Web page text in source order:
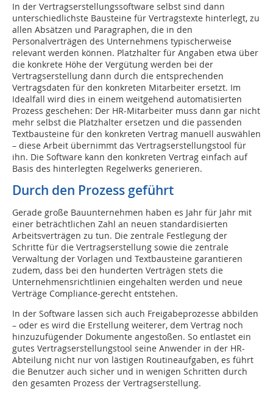
In der Vertragserstellungssoftware selbst sind dann
unterschiedlichste Bausteine für Vertragstexte hinterlegt, zu
allen Absätzen und Paragraphen, die in den
Personalverträgen des Unternehmens typischerweise
relevant werden können. Platzhalter für Angaben etwa über
die konkrete Höhe der Vergütung werden bei der
Vertragserstellung dann durch die entsprechenden
Vertragsdaten für den konkreten Mitarbeiter ersetzt. Im
Idealfall wird dies in einem weitgehend automatisierten
Prozess geschehen: Der HR-Mitarbeiter muss dann gar nicht
mehr selbst die Platzhalter ersetzen und die passenden
Textbausteine für den konkreten Vertrag manuell auswählen
– diese Arbeit übernimmt das Vertragserstellungstool für
ihn. Die Software kann den konkreten Vertrag einfach auf
Basis des hinterlegten Regelwerks generieren.
Durch den Prozess geführt
Gerade große Bauunternehmen haben es Jahr für Jahr mit
einer beträchtlichen Zahl an neuen standardisierten
Arbeitsverträgen zu tun. Die zentrale Festlegung der
Schritte für die Vertragserstellung sowie die zentrale
Verwaltung der Vorlagen und Textbausteine garantieren
zudem, dass bei den hunderten Verträgen stets die
Unternehmensrichtlinien eingehalten werden und neue
Verträge Compliance-gerecht entstehen.
In der Software lassen sich auch Freigabeprozesse abbilden
– oder es wird die Erstellung weiterer, dem Vertrag noch
hinzuzufügender Dokumente angestoßen. So entlastet ein
gutes Vertragserstellungstool seine Anwender in der HR-
Abteilung nicht nur von lästigen Routineaufgaben, es führt
die Benutzer auch sicher und in wenigen Schritten durch
den gesamten Prozess der Vertragserstellung.